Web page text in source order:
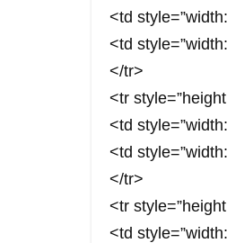
<td
<td
</tr>
<tr
<td
<td
</tr>
<tr
<td